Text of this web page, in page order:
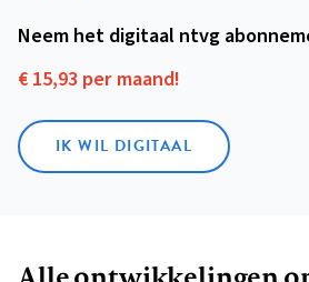
Neem het digitaal ntvg
€ 15,93 per maand!
IK WIL DIGITAAL